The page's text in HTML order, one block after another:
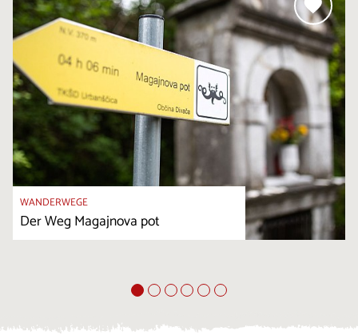
WANDERWEGE
Der Weg Magajnova pot